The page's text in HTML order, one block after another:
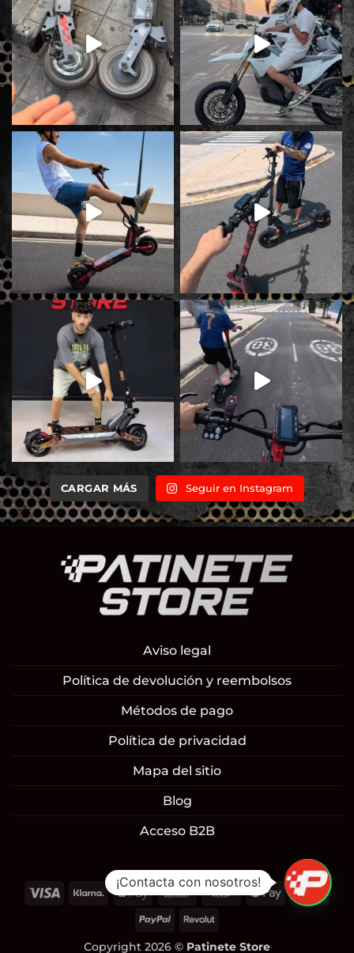
CARGAR MÁS Seguir en Instagram
Aviso legal
Política de devolución y reembolsos
Métodos de pago
Política de privacidad
Mapa del sitio
Blog
Acceso B2B
Visa Klarna
Apple
Cash
Delivery
Cash
Google
Pay
PayPal Revolut
Copyright 2026 © Patinete Store
¡Contacta con nosotros!